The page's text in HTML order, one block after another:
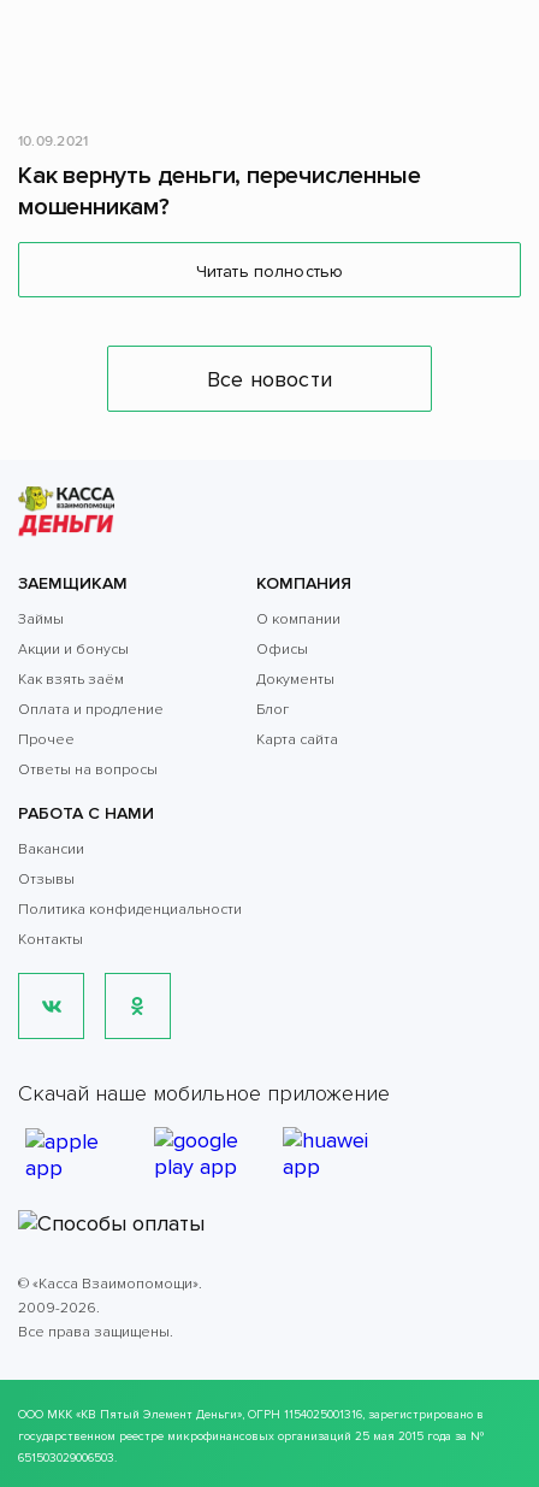
10.09.2021
Как вернуть деньги, перечисленные
мошенникам?
Читать полностью
Все новости
ЗАЕМЩИКАМ
Займы
Акции и бонусы
Как взять заём
Оплата и продление
Прочее
Ответы на вопросы
КОМПАНИЯ
О компании
Офисы
Документы
Блог
Карта сайта
РАБОТА С НАМИ
Вакансии
Отзывы
Политика конфиденциальности
Контакты
Скачай наше мобильное приложение
© «Касса Взаимопомощи».
2009-2026.
Все права защищены.
ООО МКК «КВ Пятый Элемент Деньги», ОГРН 1154025001316, зарегистрировано в
государственном реестре микрофинансовых организаций 25 мая 2015 года за №
651503029006503.